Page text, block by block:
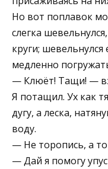
Но вот поплавок
слегка
круги;
медленно
— Клюёт! Тащи! —
Я потащил. Ух как
дугу, а леска,
воду.
— Не торопись, а
— Дай я помогу